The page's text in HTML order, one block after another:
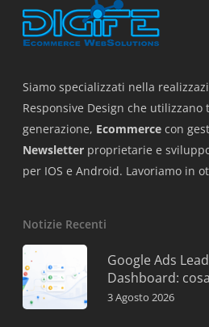
Siamo specializzati nella
Responsive Design che
generazione, Ecommerce con
Newsletter proprietarie e
per IOS e Android. Lavoriamo in
Notizie Recenti
Google Ads
Dashboard:
3 Agosto 2026